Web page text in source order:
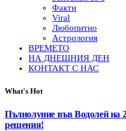
Факти
Viral
Любопитно
Астрология
ВРЕМЕТО
НА ДНЕШНИЯ ДЕН
КОНТАКТ С НАС
What's Hot
Пълнолуние във Водолей на
решения!